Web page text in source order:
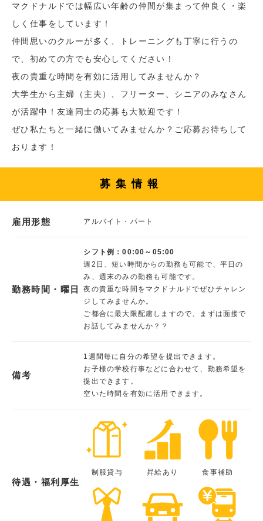
マクドナルドでは幅広い年齢の仲間が集まって仲良く・楽
しく仕事をしています！
仲間思いのクルーが多く、トレーニングも丁寧に行うの
で、初めての方でも安心してください！
夜の貴重な時間を有効に活用してみませんか？
大学生から主婦（主夫）、フリーター、シニアのみなさん
が活躍中！友達同士の応募も大歓迎です！
ぜひ私たちと一緒に働いてみませんか？ご応募お待ちして
おります！
募集情報
雇用形態 アルバイト・パート
勤務時間・曜日
シフト例：00:00～05:00
週2日、短い時間からの勤務も可能で、平日の
み、週末のみの勤務も可能です。
夜の貴重な時間をマクドナルドでぜひチャレン
ジしてみませんか。
ご都合に最大限配慮しますので、まずは面接で
お話してみませんか？？
備考
1週間毎に自分の希望を提出できます。
お子様の学校行事などに合わせて、勤務希望を
提出できます。
空いた時間を有効に活用できます。
待遇・福利厚生
制服貸与 昇給あり 食事補助